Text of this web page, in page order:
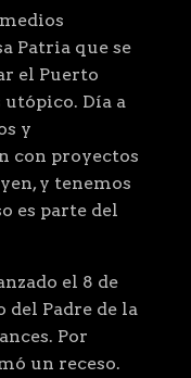
Patria que se
el Puerto
utópico. Día a
y
con proyectos
y tenemos
es parte del
el 8 de
del Padre de la
Por
un receso.